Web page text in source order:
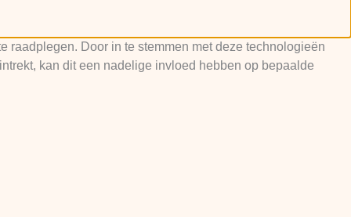
raadplegen. Door in te stemmen met deze technologieën
kan dit een nadelige invloed hebben op bepaalde